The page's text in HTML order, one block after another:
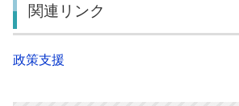
関連リンク
政策支援